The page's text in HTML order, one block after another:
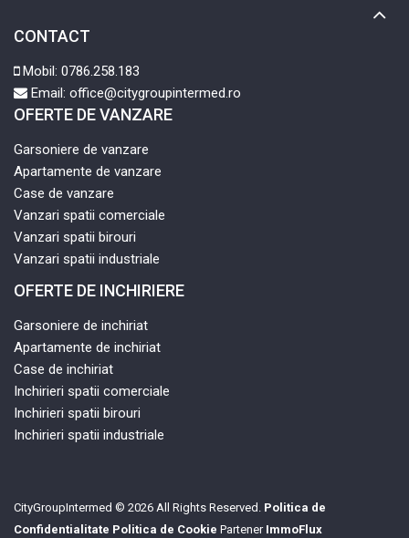
CONTACT
Mobil: 0786.258.183
Email: office@citygroupintermed.ro
OFERTE DE VANZARE
Garsoniere de vanzare
Apartamente de vanzare
Case de vanzare
Vanzari spatii comerciale
Vanzari spatii birouri
Vanzari spatii industriale
OFERTE DE INCHIRIERE
Garsoniere de inchiriat
Apartamente de inchiriat
Case de inchiriat
Inchirieri spatii comerciale
Inchirieri spatii birouri
Inchirieri spatii industriale
CityGroupIntermed © 2026 All Rights Reserved. Politica de
Confidentialitate Politica de Cookie Partener ImmoFlux